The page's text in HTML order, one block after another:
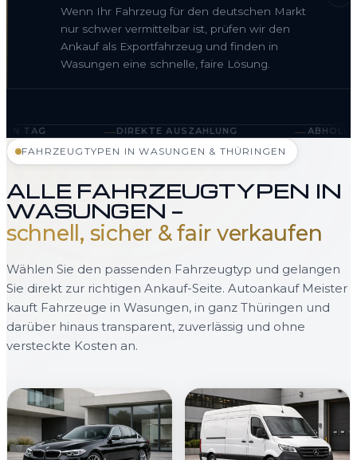
Wenn Ihr Fahrzeug für den deutschen Markt
nur schwer vermittelbar ist, prüfen wir den
Ankauf als Exportfahrzeug und finden in
Wasungen eine schnelle, faire Lösung.
—DIREKTE AUSZAHLUNG — ABHOLUNG IN
FAHRZEUGTYPEN IN WASUNGEN & THÜRINGEN
ALLE FAHRZEUGTYPEN IN
WASUNGEN —
schnell, sicher & fair verkaufen
Wählen Sie den passenden Fahrzeugtyp und gelangen
Sie direkt zur richtigen Ankauf-Seite. Autoankauf Meister
kauft Fahrzeuge in Wasungen, in ganz Thüringen und
darüber hinaus transparent, zuverlässig und ohne
versteckte Kosten an.